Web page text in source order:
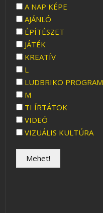
A NAP KÉPE
AJÁNLÓ
ÉPÍTÉSZET
JÁTÉK
KREATÍV
L
LUDBRIKO PROGRAM
M
TI ÍRTÁTOK
VIDEÓ
VIZUÁLIS KULTÚRA